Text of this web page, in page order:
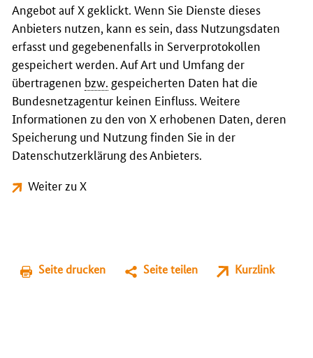
Angebot auf X geklickt. Wenn Sie Dienste dieses
Anbieters nutzen, kann es sein, dass Nutzungsdaten
erfasst und gegebenenfalls in Serverprotokollen
gespeichert werden. Auf Art und Umfang der
übertragenen bzw. gespeicherten Daten hat die
Bundesnetzagentur keinen Einfluss. Weitere
Informationen zu den von X erhobenen Daten, deren
Speicherung und Nutzung finden Sie in der
Datenschutzerklärung des Anbieters.
Weiter zu X
Seite drucken Seite teilen Kurzlink